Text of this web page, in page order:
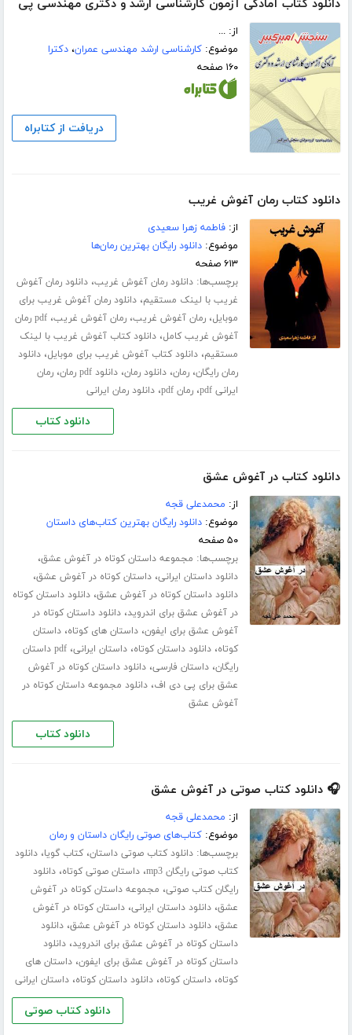
دانلود کتاب آمادگی آزمون کارشناسی ارشد و دکتری مهندسی پی
از: ...
موضوع:کارشناسی ارشد مهندسی عمران،دکترا
۱۶۰ صفحه
دریافت از کتابراه
دانلود کتاب رمان آغوش غریب
از:فاطمه زهرا سعیدی
موضوع:دانلود رایگان بهترین رمان‌ها
۶۱۳ صفحه
برچسب‌ها:دانلود رمان آغوش غریب،دانلود رمان آغوش
غریب با لینک مستقیم،دانلود رمان آغوش غریب برای
موبایل،رمان آغوش غریب،رمان آغوش غریب،
pdf رمان
آغوش غریب کامل،دانلود کتاب آغوش غریب با لینک
مستقیم،دانلود کتاب آغوش غریب برای موبایل،دانلود
رمان رایگان،رمان،دانلود رمان،دانلود pdf رمان ،رمان
ایرانی pdf
،رمان pdf ،دانلود رمان ایرانی
دانلود کتاب
دانلود کتاب در آغوش عشق
از: محمدعلی قجه
موضوع:دانلود رایگان بهترین کتاب‌های داستان
۵۰ صفحه
برچسب‌ها: مجموعه داستان کوتاه در آغوش عشق،
دانلود داستان ایرانی،داستان کوتاه در آغوش عشق،
دانلود داستان کوتاه در آغوش عشق،دانلود داستان کوتاه
در آغوش عشق برای اندروید،دانلود داستان کوتاه در
آغوش عشق برای ایفون،داستان های کوتاه،داستان
کوتاه،دانلود داستان کوتاه،داستان ایرانی،
pdf داستان
رایگان،داستان فارسی،دانلود داستان کوتاه در آغوش
عشق برای پی دی اف،دانلود مجموعه داستان کوتاه در
آغوش عشق
دانلود کتاب
🎧 دانلود کتاب صوتی در آغوش عشق
از: محمدعلی قجه
موضوع:کتاب‌های صوتی رایگان داستان و رمان
برچسب‌ها:دانلود کتاب صوتی داستان،کتاب گویا،دانلود
کتاب صوتی رایگان mp3
،داستان صوتی کوتاه،دانلود
رایگان کتاب صوتی، مجموعه داستان کوتاه در آغوش
عشق،دانلود داستان ایرانی،داستان کوتاه در آغوش
عشق،دانلود داستان کوتاه در آغوش عشق،دانلود
داستان کوتاه در آغوش عشق برای اندروید،دانلود
داستان کوتاه در آغوش عشق برای ایفون،داستان های
کوتاه،داستان کوتاه،دانلود داستان کوتاه،داستان ایرانی
دانلود کتاب صوتی